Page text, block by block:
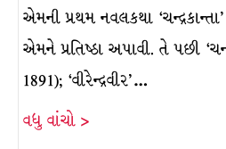
એમની પ્રથમ નવલકથા
એમને પ્રતિષ્ઠા અપાવી. તે પછી
1891); ‘વીરેન્દ્રવીર’…
વધુ વાંચો >